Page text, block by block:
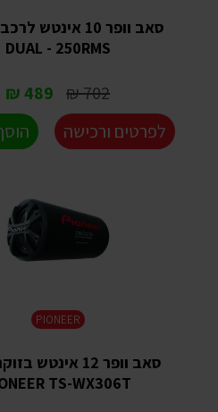
DUAL - 250RMS
702 ₪
489 ₪
לפרטים ורכישה
PIONEER
סאב וופר 12
TS-WX306T